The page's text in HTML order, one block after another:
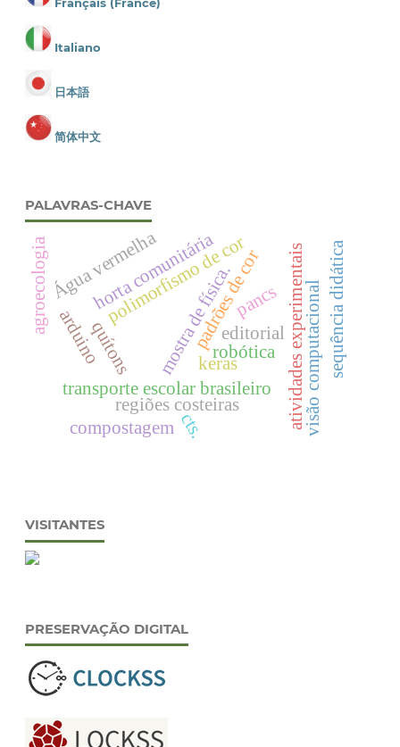
Italiano
日本語
简体中文
PALAVRAS-CHAVE
editorial
padrões de cor atividades experimentais
mostra de física.
transporte escolar brasileiro
polimorfismo de cor
quítons
regiões costeiras
robótica visão computacional
keras
horta comunitária sequência didática
cts.
Água vermelha
agroecologia
compostagem
arduino
pancs
VISITANTES
PRESERVAÇÃO DIGITAL